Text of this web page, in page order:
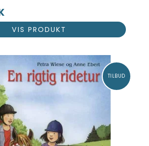
VIS PRODUKT
TILBUD